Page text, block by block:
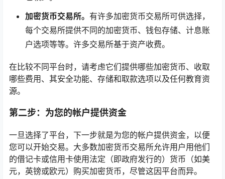
加密货币交易所。 有许多加密货币交易所可供选择，
每个交易所提供不同的加密货币、钱包存储、计息账
户选项等等。许多交易所基于资产收费。
在比较不同平台时，请考虑它们提供哪些加密货币、收取
哪些费用、其安全功能、存储和取款选项以及任何教育资
源。
第二步：为您的帐户提供资金
一旦选择了平台，下一步就是为您的帐户提供资金，以便
您可以开始交易。大多数加密货币交易所允许用户用他们
的借记卡或信用卡使用法定（即政府发行的）货币（如美
元，英镑或欧元）购买加密货币，尽管这因平台而异。